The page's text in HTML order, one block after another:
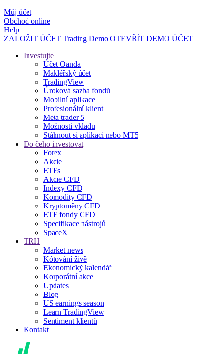
Můj účet
Obchod online
Help
ZALOŽIT ÚČET Trading Demo OTEVŘÍT DEMO ÚČET
Investujte
Účet Oanda
Makléřský účet
TradingView
Úroková sazba fondů
Mobilní aplikace
Profesionální klient
Meta trader 5
Možnosti vkladu
Stáhnout si aplikaci nebo MT5
Do čeho investovat
Forex
Akcie
ETFs
Akcie CFD
Indexy CFD
Komodity CFD
Kryptoměny CFD
ETF fondy CFD
Specifikace nástrojů
SpaceX
TRH
Market news
Kótování živě
Ekonomický kalendář
Korporátní akce
Updates
Blog
US earnings season
Learn TradingView
Sentiment klientů
Kontakt